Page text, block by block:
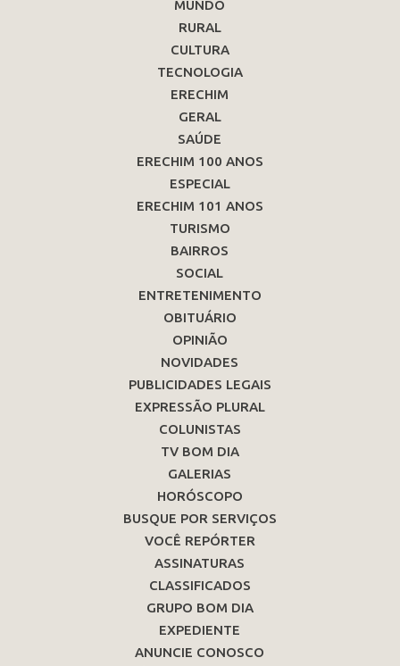
MUNDO
RURAL
CULTURA
TECNOLOGIA
ERECHIM
GERAL
SAÚDE
ERECHIM 100 ANOS
ESPECIAL
ERECHIM 101 ANOS
TURISMO
BAIRROS
SOCIAL
ENTRETENIMENTO
OBITUÁRIO
OPINIÃO
NOVIDADES
PUBLICIDADES LEGAIS
EXPRESSÃO PLURAL
COLUNISTAS
TV BOM DIA
GALERIAS
HORÓSCOPO
BUSQUE POR SERVIÇOS
VOCÊ REPÓRTER
ASSINATURAS
CLASSIFICADOS
GRUPO BOM DIA
EXPEDIENTE
ANUNCIE CONOSCO